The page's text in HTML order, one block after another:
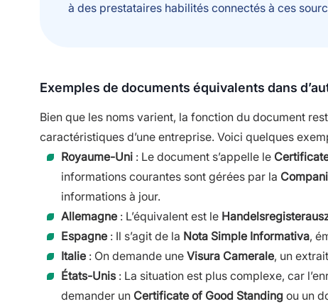
à des prestataires habilités connectés à ces
Exemples de documents équivalents dans
Bien que les noms varient, la fonction du document
caractéristiques d’une entreprise. Voici quelques
Royaume-Uni : Le document s’appelle le
informations courantes sont gérées par la
informations à jour.
Allemagne : L’équivalent est le
Espagne : Il s’agit de la Nota Simple Informativa,
Italie : On demande une Visura Camerale, un
États-Unis: La situation est plus complexe, car
demander un Certificate of Good Standing ou un